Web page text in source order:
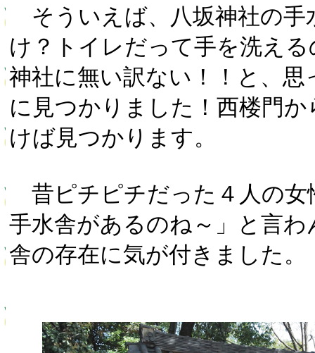
そういえば、八坂神社の手
け？トイレだって手を洗え
神社に無い訳ない！！と、思
に見つかりました！西楼門
けば見つかります。
昔ピチピチだった４人の女
手水舎があるのね～」と言
舎の存在に気が付きました。